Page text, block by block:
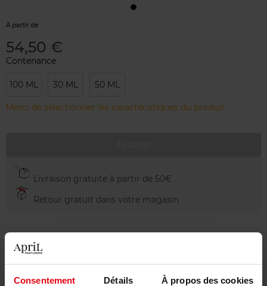
Consentement Détails À propos des cookies
À partir de
54,50 €
Contenance
100 ML 30 ML 50 ML
Merci de sélectionner les caractéristiques du produit.
Livraison gratuite à partir de 50€
Retour gratuit dans votre magasin
Description